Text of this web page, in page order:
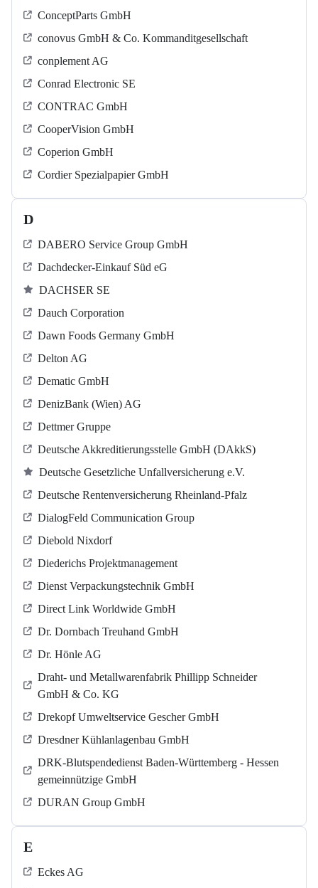
ConceptParts GmbH
conovus GmbH & Co. Kommanditgesellschaft
conplement AG
Conrad Electronic SE
CONTRAC GmbH
CooperVision GmbH
Coperion GmbH
Cordier Spezialpapier GmbH
D
DABERO Service Group GmbH
Dachdecker-Einkauf Süd eG
DACHSER SE
Dauch Corporation
Dawn Foods Germany GmbH
Delton AG
Dematic GmbH
DenizBank (Wien) AG
Dettmer Gruppe
Deutsche Akkreditierungsstelle GmbH (DAkkS)
Deutsche Gesetzliche Unfallversicherung e.V.
Deutsche Rentenversicherung Rheinland-Pfalz
DialogFeld Communication Group
Diebold Nixdorf
Diederichs Projektmanagement
Dienst Verpackungstechnik GmbH
Direct Link Worldwide GmbH
Dr. Dornbach Treuhand GmbH
Dr. Hönle AG
Draht- und Metallwarenfabrik Phillipp Schneider
GmbH & Co. KG
Drekopf Umweltservice Gescher GmbH
Dresdner Kühlanlagenbau GmbH
DRK-Blutspendedienst Baden-Württemberg - Hessen
gemeinnützige GmbH
DURAN Group GmbH
E
Eckes AG